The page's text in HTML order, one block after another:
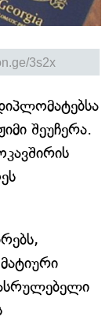
შეუჩერა.